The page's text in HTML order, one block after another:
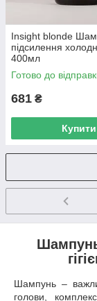
Insight blonde
підсилення
400мл
Готово до
681 ₴
Купити
Шампунь –
голови,